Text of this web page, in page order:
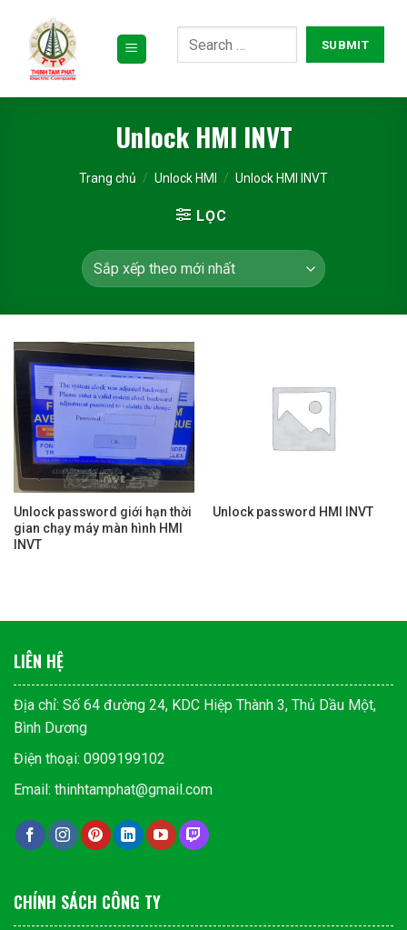
dung
Unlock HMI INVT
Trang chủ / Unlock HMI / Unlock HMI INVT
LỌC
Unlock password giới hạn thời
gian chạy máy màn hình HMI
INVT
Unlock password HMI INVT
LIÊN HỆ
Địa chỉ: Số 64 đường 24, KDC Hiệp Thành 3, Thủ Dầu Một,
Bình Dương
Điện thoại: 0909199102
Email: thinhtamphat@gmail.com
CHÍNH SÁCH CÔNG TY